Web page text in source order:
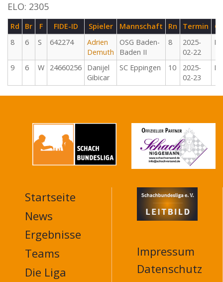
ELO: 2305
Rd Br F FIDE-ID Spieler Mannschaft Rn Termin
G
8
6 S 642274
Adrien
Demuth
OSG Baden-
Baden II
8
2025-
02-22
M
9 6 W 24660256
Danijel
Gibicar
SC Eppingen 10
2025-
02-23
M
MAIN
NAVIGATION
FOOTER
Startseite
News
Ergebnisse
Teams
Die Liga
Impressum
Datenschutz